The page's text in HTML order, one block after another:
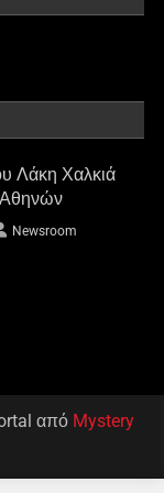
Λάκη Χαλκιά
Αθηνών
Newsroom
από Mystery